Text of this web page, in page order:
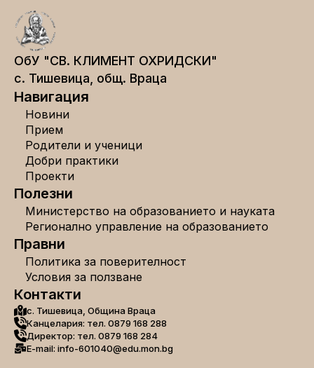
ОбУ "СВ. КЛИМЕНТ ОХРИДСКИ"
с. Тишевица, общ. Враца
Навигация
Новини
Прием
Родители и ученици
Добри практики
Проекти
Полезни
Министерство на образованието и науката
Регионално управление на образованието
Правни
Политика за поверителност
Условия за ползване
Контакти
с. Тишевица, Община Враца
Канцелария: тел. 0879 168 288
Директор: тел. 0879 168 284
E-mail: info-601040@edu.mon.bg